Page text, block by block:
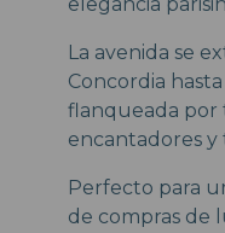
La avenida se
Concordia
flanqueada por
encantadores y
Perfecto para
de compras de